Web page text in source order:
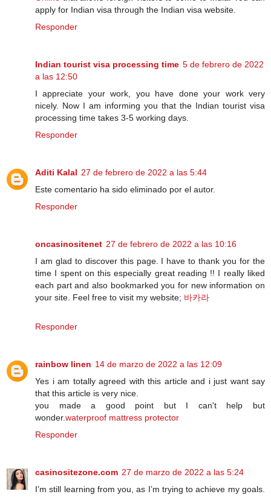
apply for Indian visa through the Indian visa website.
Responder
Indian tourist visa processing time 5 de febrero de 2022
a las 12:50
I appreciate your work, you have done your work very
nicely. Now I am informing you that the Indian tourist visa
processing time takes 3-5 working days.
Responder
Aditi Kalal 27 de febrero de 2022 a las 5:44
Este comentario ha sido eliminado por el autor.
Responder
oncasinositenet 27 de febrero de 2022 a las 10:16
I am glad to discover this page. I have to thank you for the
time I spent on this especially great reading !! I really liked
each part and also bookmarked you for new information on
your site. Feel free to visit my website; 바카라
Responder
rainbow linen 14 de marzo de 2022 a las 12:09
Yes i am totally agreed with this article and i just want say
that this article is very nice.
you made a good point but I can't help but
wonder.waterproof mattress protector
Responder
casinositezone.com 27 de marzo de 2022 a las 5:24
I’m still learning from you, as I’m trying to achieve my goals.